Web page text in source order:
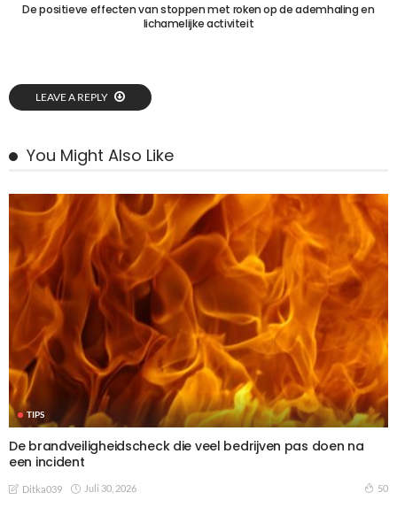
De positieve effecten van stoppen met roken op de ademhaling en
lichamelijke activiteit
LEAVE A REPLY
You Might Also Like
TIPS
De brandveiligheidscheck die veel bedrijven pas doen na
een incident
Ditka039 Juli 30, 2026 50